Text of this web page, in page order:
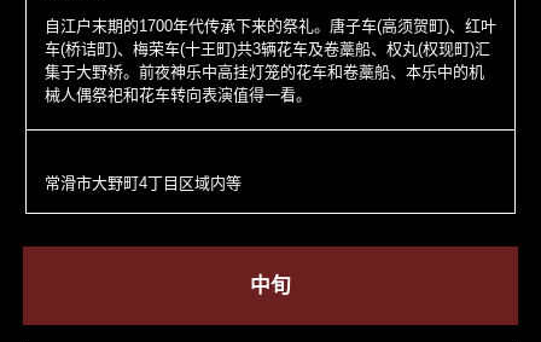
自江户末期的1700年代传承下来的祭礼。唐子车(高须贺町)、红叶
车(桥诘町)、梅荣车(十王町)共3辆花车及卷藁船、权丸(权现町)汇
集于大野桥。前夜神乐中高挂灯笼的花车和卷藁船、本乐中的机
械人偶祭祀和花车转向表演值得一看。
常滑市大野町4丁目区域内等
中旬